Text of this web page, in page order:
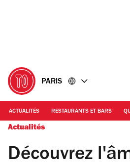
PARIS
ACTUALITÉS RESTAURANTS ET BARS
Actualités
Découvrez